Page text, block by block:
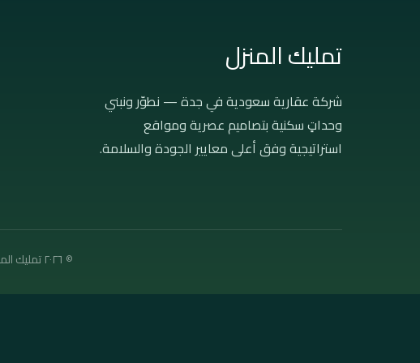
تمليك المنزل
شركة عقارية سعودية في جدة — نطوّر ونبني
وحداتٍ سكنية بتصاميم عصرية ومواقع
استراتيجية وفق أعلى معايير الجودة والسلامة.
© ٢٠٢٦ تمليك المنزل العقارية — جميع الحقوق محفوظة · جدة، المملكة العربية السعودية